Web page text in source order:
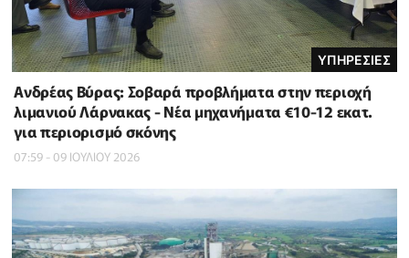
ΥΠΗΡΕΣΙΕΣ
Ανδρέας Βύρας: Σοβαρά προβλήματα στην περιοχή
λιμανιού Λάρνακας - Νέα μηχανήματα €10-12 εκατ.
για περιορισμό σκόνης
07:59 - 09 ΙΟΥΛΙΟΥ 2026